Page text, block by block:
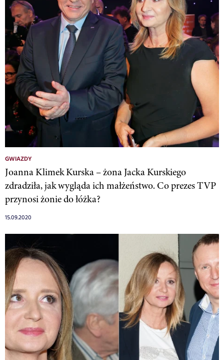
GWIAZDY
Joanna Klimek Kurska – żona Jacka Kurskiego
zdradziła, jak wygląda ich małżeństwo. Co prezes TVP
przynosi żonie do łóżka?
15.09.2020